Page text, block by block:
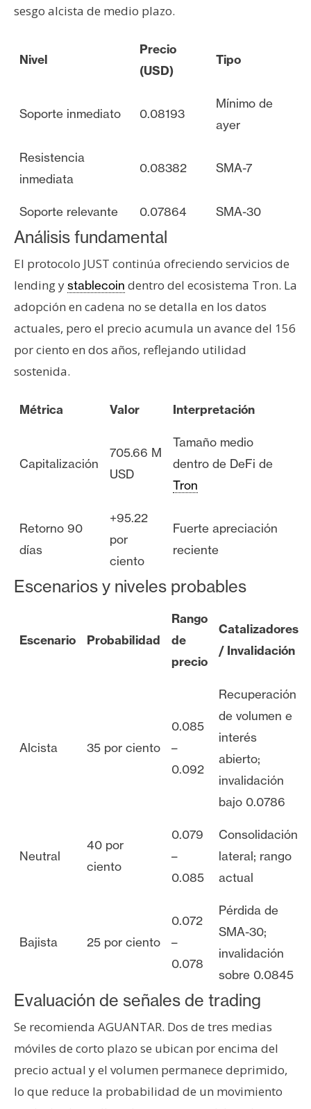
sesgo alcista de medio plazo.
Nivel
Precio
(USD)
Tipo
Soporte inmediato 0.08193
Mínimo de
ayer
Resistencia
inmediata
0.08382 SMA-7
Soporte relevante 0.07864 SMA-30
Análisis fundamental
El protocolo JUST continúa ofreciendo servicios de
lending ystablecoin dentro del ecosistema Tron. La
adopción en cadena no se detalla en los datos
actuales, pero el precio acumula un avance del 156
por ciento en dos años, reflejando utilidad
sostenida.
Métrica Valor Interpretación
Capitalización
705.66 M
USD
Tamaño medio
dentro de DeFi de
Tron
Retorno 90
días
+95.22
por
ciento
Fuerte apreciación
reciente
Escenarios y niveles probables
Escenario Probabilidad
Rango
de
precio
Catalizadores
/ Invalidación
Alcista 35 por ciento
0.085
–
0.092
Recuperación
de volumen e
interés
abierto;
invalidación
bajo 0.0786
Neutral
40 por
ciento
0.079
–
0.085
Consolidación
lateral; rango
actual
Bajista 25 por ciento
0.072
–
0.078
Pérdida de
SMA-30;
invalidación
sobre 0.0845
Evaluación de señales de trading
Se recomienda AGUANTAR. Dos de tres medias
móviles de corto plazo se ubican por encima del
precio actual y el volumen permanece deprimido,
lo que reduce la probabilidad de un movimiento